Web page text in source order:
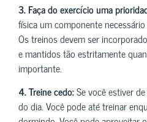
3. Faça do exercício uma
física um componente
Os treinos devem ser
e mantidos tão estritamente
importante.
4. Treine cedo:Se você estiver
do dia. Você pode até treinar